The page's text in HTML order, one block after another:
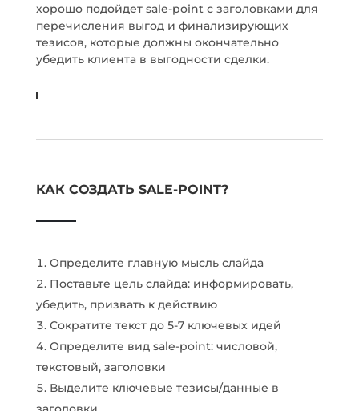
хорошо подойдет sale-point с заголовками для
перечисления выгод и финализирующих
тезисов, которые должны окончательно
убедить клиента в выгодности сделки.
КАК СОЗДАТЬ SALE-POINT?
Определите главную мысль слайда
Поставьте цель слайда: информировать,
убедить, призвать к действию
Сократите текст до 5-7 ключевых идей
Определите вид sale-point: числовой,
текстовый, заголовки
Выделите ключевые тезисы/данные в